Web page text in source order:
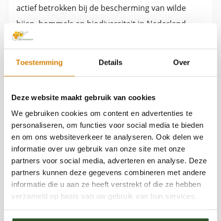
Toestemming Details Over
Deze website maakt gebruik van cookies
We gebruiken cookies om content en advertenties te
personaliseren, om functies voor social media te bieden
en om ons websiteverkeer te analyseren. Ook delen we
informatie over uw gebruik van onze site met onze
partners voor social media, adverteren en analyse. Deze
partners kunnen deze gegevens combineren met andere
informatie die u aan ze heeft verstrekt of die ze hebben
verzameld op basis van uw gebruik van hun services.
actief betrokken bij de bescherming van wilde
bijen, hommels en biodiversiteit in Nederland.
Vanuit zijn rol binnen de Bijenstichting zet hij zich
leefomgeving.Met een achtergrond in biologie,
plantenbiotechnologie en groenbeheer
combineert Jaap praktische natuurkennis met
jarenlange ervaring in educatie, onderzoek en
organisatieontwikkeling. Eerder vervulde hij
leidinggevende functies binnen de groensector,
plantenveredeling en laboratoriumonderzoek,
waarbij natuurbeheer, biodiversiteit en duurzame
Bekijk ook
Top 10 drachtplanten voor bijen
Reacties